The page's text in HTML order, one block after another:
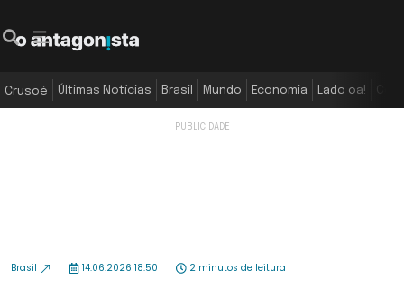
Crusoé Últimas Notícias Brasil Mundo Economia Lado oa!
Brasil 14.06.2026 18:50 2 minutos de leitura